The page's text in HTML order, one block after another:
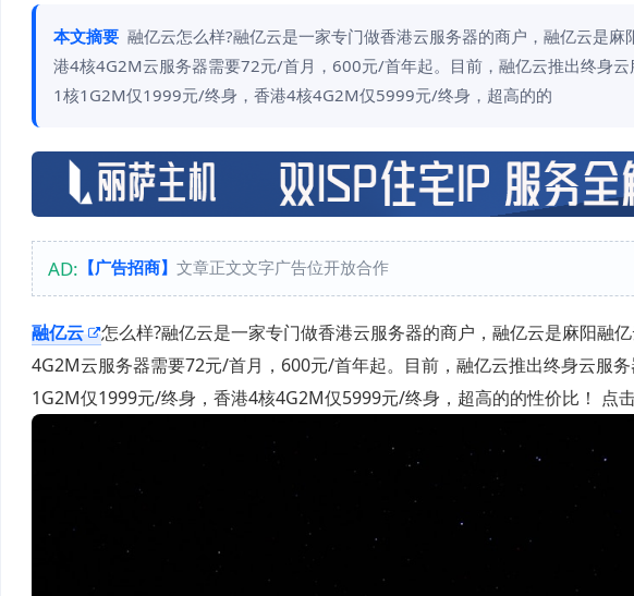
本文摘要 融亿云怎么样?融亿云是一家专门做香港云服务器的商户，融亿云是
港4核4G2M云服务器需要72元/首月，600元/首年起。目前，融亿云推出终身
1核1G2M仅1999元/终身，香港4核4G2M仅5999元/终身，超高的的
AD: 【广告招商】 文章正文文字广告位开放合作
融亿云
怎么样?融亿云是一家专门做香港云服务器的商户，融亿云是麻阳融
4G2M云服务器需要72元/首月，600元/首年起。目前，融亿云推出终身云服
1G2M仅1999元/终身，香港4核4G2M仅5999元/终身，超高的的性价比！ 点击